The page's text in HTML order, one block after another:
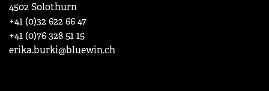
4502 Solothurn
+41 (0)32 622 66 47
+41 (0)76 328 51 15
erika.burki@bluewin.ch